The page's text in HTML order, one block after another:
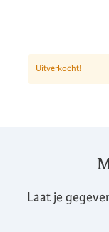
Uitverkocht!
Laat je